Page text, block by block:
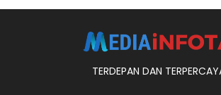
TERDEPAN DAN